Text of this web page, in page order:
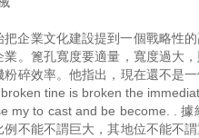
企業文化建設提到一個戰略性
。篦孔寬度要適量，寬度過大
碎效率。他指出，現在還不是
tine is broken the
to cast and be become. .
不能不謂巨大，其地位不能不